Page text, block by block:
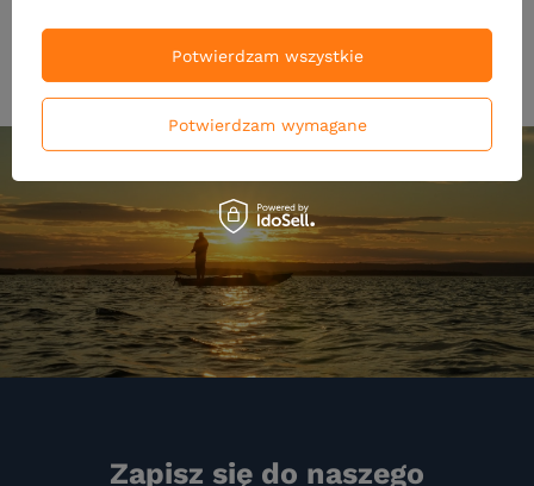
Zapisz się do naszego
Potwierdzam wymagane
Potwierdzam wszystkie